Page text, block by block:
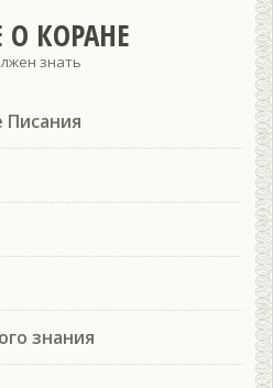
О КОРАНЕ
знать
знания